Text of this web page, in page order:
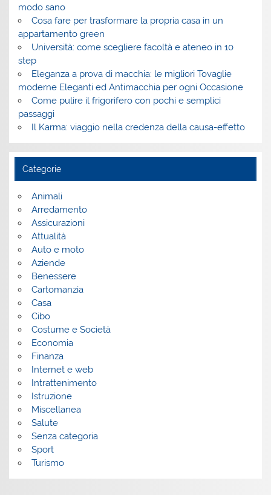
modo sano
Cosa fare per trasformare la propria casa in un
appartamento green
Università: come scegliere facoltà e ateneo in 10
step
Eleganza a prova di macchia: le migliori Tovaglie
moderne Eleganti ed Antimacchia per ogni Occasione
Come pulire il frigorifero con pochi e semplici
passaggi
Il Karma: viaggio nella credenza della causa-effetto
Categorie
Animali
Arredamento
Assicurazioni
Attualità
Auto e moto
Aziende
Benessere
Cartomanzia
Casa
Cibo
Costume e Società
Economia
Finanza
Internet e web
Intrattenimento
Istruzione
Miscellanea
Salute
Senza categoria
Sport
Turismo